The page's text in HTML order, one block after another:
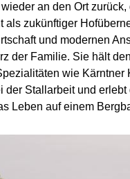
an den Ort
als zukünftiger
und modernen
der Familie. Sie hält
wie
der Stallarbeit und
Leben auf einem